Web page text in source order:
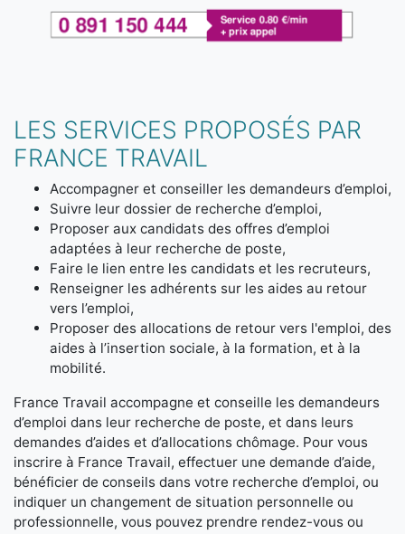
LES SERVICES PROPOSÉS PAR
FRANCE TRAVAIL
Accompagner et conseiller les demandeurs d’emploi,
Suivre leur dossier de recherche d’emploi,
Proposer aux candidats des offres d’emploi
adaptées à leur recherche de poste,
Faire le lien entre les candidats et les recruteurs,
Renseigner les adhérents sur les aides au retour
vers l’emploi,
Proposer des allocations de retour vers l'emploi, des
aides à l’insertion sociale, à la formation, et à la
mobilité.
France Travail accompagne et conseille les demandeurs
d’emploi dans leur recherche de poste, et dans leurs
demandes d’aides et d’allocations chômage. Pour vous
inscrire à France Travail, effectuer une demande d’aide,
bénéficier de conseils dans votre recherche d’emploi, ou
indiquer un changement de situation personnelle ou
professionnelle, vous pouvez prendre rendez-vous ou